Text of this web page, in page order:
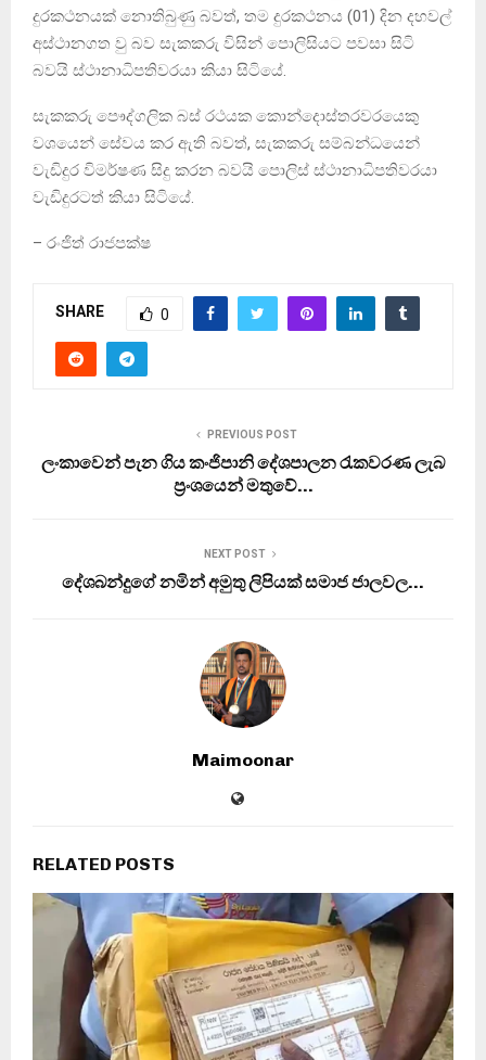
දුරකථනයක් නොතිබුණු බවත්, තම දුරකථනය (01) දින දහවල්
අස්ථානගත වු බව සැකකරු විසින් පොලිසියට පවසා සිටි
බවයි ස්ථානාධිපතිවරයා කියා සිටියේ.
සැකකරු පෞද්ගලික බස් රථයක කොන්දොස්තරවරයෙකු
වශයෙන් සේවය කර ඇති බවත්, සැකකරු සම්බන්ධයෙන්
වැඩිදුර විමර්ෂණ සිදු කරන බවයි පොලිස් ස්ථානාධිපතිවරයා
වැඩිදුරටත් කියා සිටියේ.
– රංජිත් රාජපක්ෂ
SHARE 0
PREVIOUS POST
ලංකාවෙන් පැන ගිය කංජිපානි දේශපාලන රැකවරණ ලැබ
ප‍්‍රංශයෙන් මතුවේ…
NEXT POST
දේශබන්දුගේ නමින් අමුතු ලිපියක් සමාජ ජාලවල…
Maimoonar
RELATED POSTS